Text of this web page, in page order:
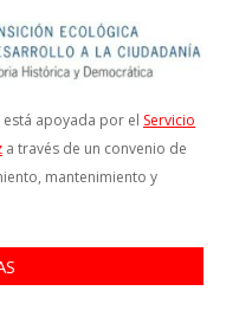
está apoyada por el Servicio
a través de un convenio de
mantenimiento y